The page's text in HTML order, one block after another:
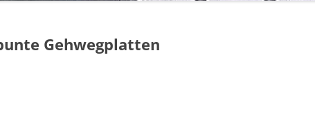
Gehwegplatten